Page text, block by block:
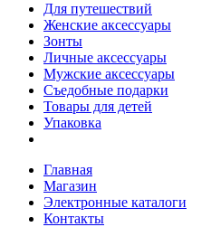
Для путешествий
Женские аксессуары
Зонты
Личные аксессуары
Мужские аксессуары
Съедобные подарки
Товары для детей
Упаковка
Главная
Магазин
Электронные каталоги
Контакты